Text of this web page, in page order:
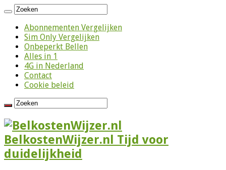
Abonnementen Vergelijken
Sim Only Vergelijken
Onbeperkt Bellen
Alles in 1
4G in Nederland
Contact
Cookie beleid
BelkostenWijzer.nl Tijd voor
duidelijkheid